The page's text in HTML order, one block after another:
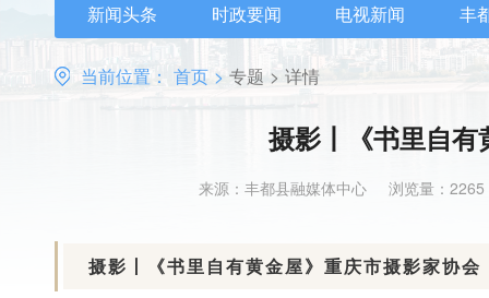
新闻头条 时政要闻 电视新闻 丰
当前位置： 首页 > 专题 > 详情
摄影丨《书里自
来源：丰都县融媒体中心 浏览量：2265
摄影丨《书里自有黄金屋》重庆市摄影家协